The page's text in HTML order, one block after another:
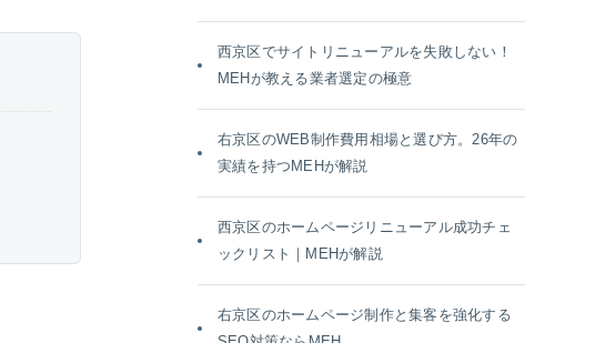
西京区でサイトリニューアルを失敗しない！
MEHが教える業者選定の極意
右京区のWEB制作費用相場と選び方。26年の
実績を持つMEHが解説
西京区のホームページリニューアル成功チェ
ックリスト｜MEHが解説
右京区のホームページ制作と集客を強化する